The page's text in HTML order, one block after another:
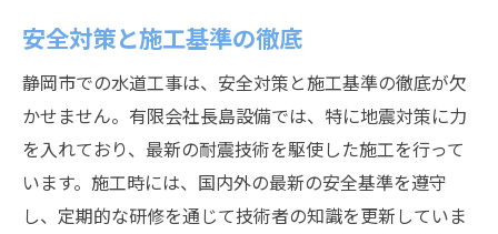
安全対策と施工基準の徹底
静岡市での水道工事は、安全対策と施工基準の徹底が欠
かせません。有限会社長島設備では、特に地震対策に力
を入れており、最新の耐震技術を駆使した施工を行って
います。施工時には、国内外の最新の安全基準を遵守
し、定期的な研修を通じて技術者の知識を更新していま